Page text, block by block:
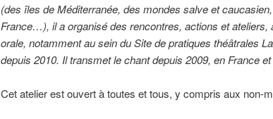
(des îles de Méditerranée, des mondes salve et
France…), il a organisé des rencontres, actions et ateliers,
orale, notamment au sein du Site de pratiques théâtrales
depuis 2010. Il transmet le chant depuis 2009, en France et
Cet atelier est ouvert à toutes et tous, y compris aux non-